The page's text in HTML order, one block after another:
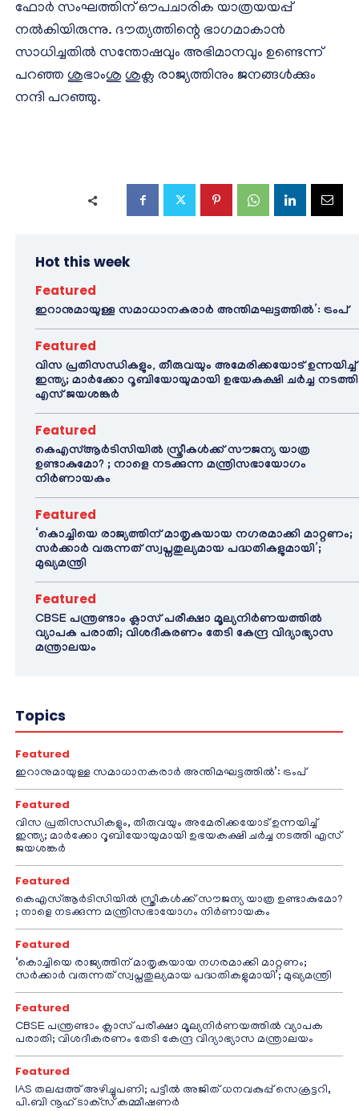
ഫോര്‍ സംഘത്തിന് ഔപചാരിക യാത്രയയപ്പ്
നല്‍കിയിരുന്നു. ദൗത്യത്തിന്റെ ഭാഗമാകാന്‍
സാധിച്ചതില്‍ സന്തോഷവും അഭിമാനവും ഉണ്ടെന്ന്
പറഞ്ഞ ശുഭാംശു ശുക്ല രാജ്യത്തിനും ജനങ്ങള്‍ക്കും
നന്ദി പറഞ്ഞു.
Hot this week
Featured
ഇറാനുമായുള്ള സമാധാനകരാർ അന്തിമഘട്ടത്തിൽ‌’: ട്രംപ്
Featured
വിസ പ്രതിസന്ധികളും, തീരുവയും അമേരിക്കയോട് ഉന്നയിച്ച്
ഇന്ത്യ; മാർക്കോ റൂബിയോയുമായി ഉഭയകക്ഷി ചർച്ച നടത്തി
എസ് ജയശങ്കർ
Featured
കെഎസ്ആർടിസിയിൽ സ്ത്രീകൾക്ക് സൗജന്യ യാത്ര
ഉണ്ടാകുമോ? ; നാളെ നടക്കുന്ന മന്ത്രിസഭായോഗം
നിർണായകം
Featured
‘കൊച്ചിയെ രാജ്യത്തിന് മാതൃകയായ നഗരമാക്കി മാറ്റണം;
സർക്കാർ വരുന്നത് സ്വപ്നതുല്യമായ പദ്ധതികളുമായി’;
മുഖ്യമന്ത്രി
Featured
CBSE പന്ത്രണ്ടാം ക്ലാസ് പരീക്ഷാ മൂല്യനിർണയത്തിൽ
വ്യാപക പരാതി; വിശദീകരണം തേടി കേന്ദ്ര വിദ്യാഭ്യാസ
മന്ത്രാലയം
Topics
Featured
ഇറാനുമായുള്ള സമാധാനകരാർ അന്തിമഘട്ടത്തിൽ‌’: ട്രംപ്
Featured
വിസ പ്രതിസന്ധികളും, തീരുവയും അമേരിക്കയോട് ഉന്നയിച്ച്
ഇന്ത്യ; മാർക്കോ റൂബിയോയുമായി ഉഭയകക്ഷി ചർച്ച നടത്തി എസ്
ജയശങ്കർ
Featured
കെഎസ്ആർടിസിയിൽ സ്ത്രീകൾക്ക് സൗജന്യ യാത്ര ഉണ്ടാകുമോ?
; നാളെ നടക്കുന്ന മന്ത്രിസഭായോഗം നിർണായകം
Featured
‘കൊച്ചിയെ രാജ്യത്തിന് മാതൃകയായ നഗരമാക്കി മാറ്റണം;
സർക്കാർ വരുന്നത് സ്വപ്നതുല്യമായ പദ്ധതികളുമായി’; മുഖ്യമന്ത്രി
Featured
CBSE പന്ത്രണ്ടാം ക്ലാസ് പരീക്ഷാ മൂല്യനിർണയത്തിൽ വ്യാപക
പരാതി; വിശദീകരണം തേടി കേന്ദ്ര വിദ്യാഭ്യാസ മന്ത്രാലയം
Featured
IAS തലപ്പത്ത് അഴിച്ചുപണി; പട്ടീല്‍ അജിത് ധനവകുപ്പ് സെക്രട്ടറി,
പി.ബി നൂഹ് ടാക്‌സ് കമ്മീഷണര്‍